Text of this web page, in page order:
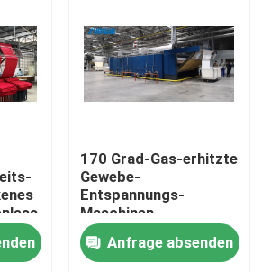
170 Grad-Gas-erhitzte
Gewebe-
Entspannungs-
Maschinen-
Tensionless
Textiltrockner
Anfrage absenden